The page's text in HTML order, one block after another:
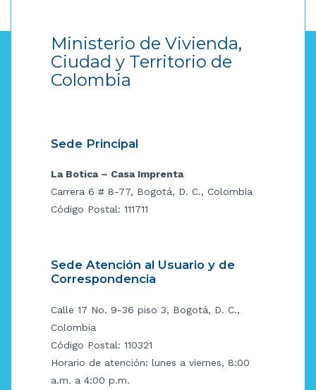
Ministerio de Vivienda,
Ciudad y Territorio de
Colombia
Sede Principal
La Botica – Casa Imprenta
Carrera 6 # 8-77, Bogotá, D. C., Colombia
Código Postal: 111711
Sede Atención al Usuario y de
Correspondencia
Calle 17 No. 9-36 piso 3, Bogotá, D. C.,
Colombia
Código Postal: 110321
Horario de atención: lunes a viernes, 8:00
a.m. a 4:00 p.m.